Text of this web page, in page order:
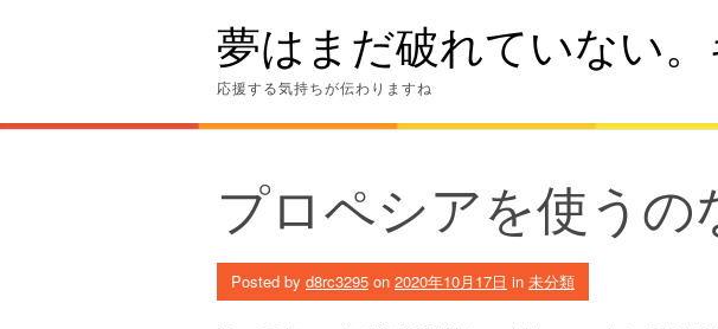
夢はまだ破れていない。
応援する気持ちが伝わりますね
プロペシアを使うの
Posted by d8rc3295 on 2020年10月17日 in 未分類